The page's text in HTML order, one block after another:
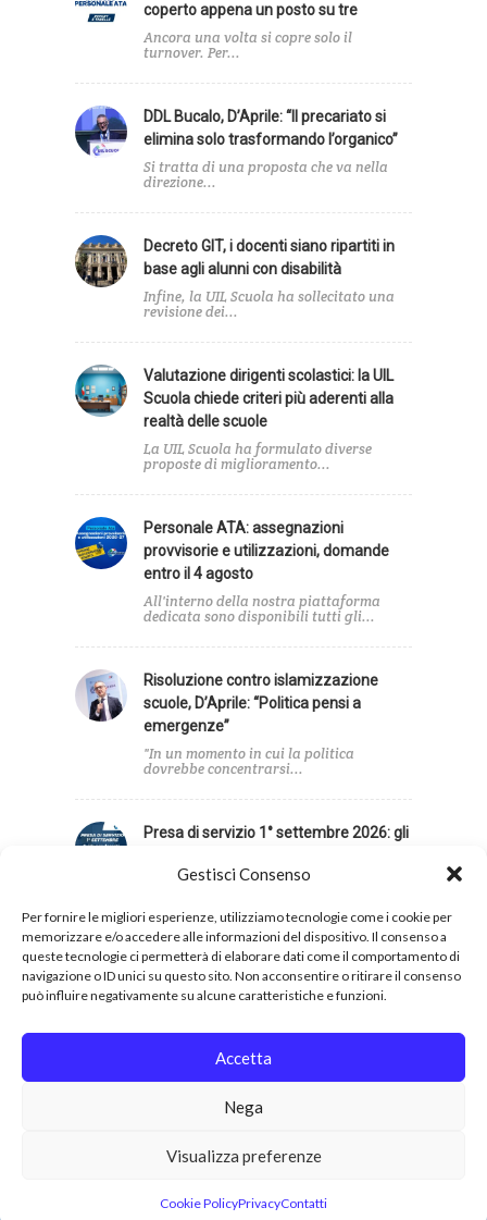
Gestisci Consenso
Per fornire le migliori esperienze, utilizziamo tecnologie come i cookie per
memorizzare e/o accedere alle informazioni del dispositivo. Il consenso a
queste tecnologie ci permetterà di elaborare dati come il comportamento di
navigazione o ID unici su questo sito. Non acconsentire o ritirare il consenso
può influire negativamente su alcune caratteristiche e funzioni.
Accetta
Nega
Visualizza preferenze
Cookie PolicyPrivacyContatti
coperto appena un posto su tre
Ancora una volta si copre solo il
turnover. Per...
DDL Bucalo, D’Aprile: “Il precariato si
elimina solo trasformando l’organico”
Si tratta di una proposta che va nella
direzione...
Decreto GIT, i docenti siano ripartiti in
base agli alunni con disabilità
Infine, la UIL Scuola ha sollecitato una
revisione dei...
Valutazione dirigenti scolastici: la UIL
Scuola chiede criteri più aderenti alla
realtà delle scuole
La UIL Scuola ha formulato diverse
proposte di miglioramento...
Personale ATA: assegnazioni
provvisorie e utilizzazioni, domande
entro il 4 agosto
All'interno della nostra piattaforma
dedicata sono disponibili tutti gli...
Risoluzione contro islamizzazione
scuole, D’Aprile: “Politica pensi a
emergenze”
"In un momento in cui la politica
dovrebbe concentrarsi...
Presa di servizio 1° settembre 2026: gli
Per aiutare il personale a orientarsi tra
Cookies